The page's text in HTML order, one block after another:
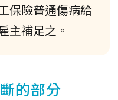
保險普通傷病給
主補足之。
的部分